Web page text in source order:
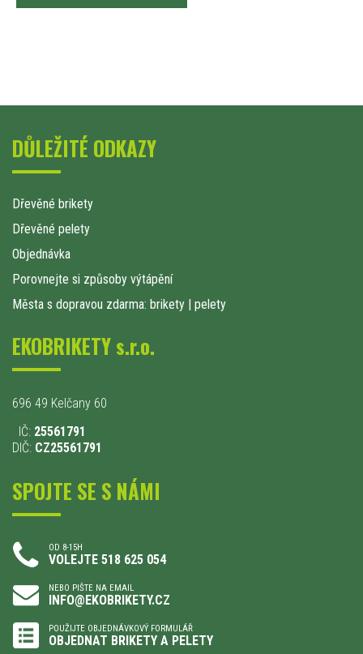
DŮLEŽITÉ ODKAZY
Dřevěné brikety
Dřevěné pelety
Objednávka
Porovnejte si způsoby výtápění
Města s dopravou zdarma: brikety | pelety
EKOBRIKETY s.r.o.
696 49 Kelčany 60
IČ: 25561791
DIČ: CZ25561791
SPOJTE SE S NÁMI
OD 8-15H
VOLEJTE 518 625 054
NEBO PIŠTE NA EMAIL
INFO@EKOBRIKETY.CZ
POUŽIJTE OBJEDNÁVKOVÝ FORMULÁŘ
OBJEDNAT BRIKETY A PELETY